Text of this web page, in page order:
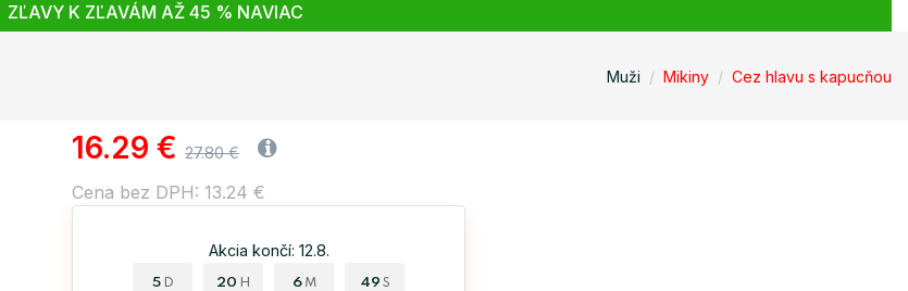
ZĽAVY K ZĽAVÁM AŽ 45 % NAVIAC
Muži Mikiny Cez hlavu s kapucňou
16.29 € 27.80 €
Cena bez DPH: 13.24 €
Akcia končí: 12.8.
5 D 20 H 6 M 48 S